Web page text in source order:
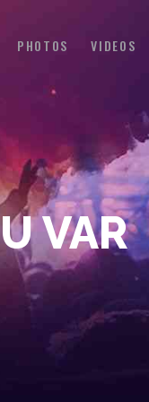
PHOTOS VIDEOS
VAR